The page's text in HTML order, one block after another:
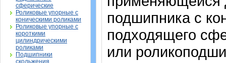
сферические
Роликовые упорные с
коническими роликами
Роликовые упорные с
короткими
цилиндрическими
роликами
Подшипники
скольжения
подшипника с
подходящего
или